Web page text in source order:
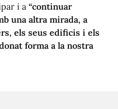
i a “continuar
una altra mirada, a
els seus edificis i els
forma a la nostra